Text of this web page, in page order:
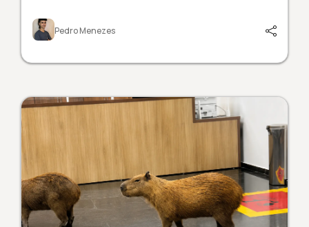
Pedro Menezes